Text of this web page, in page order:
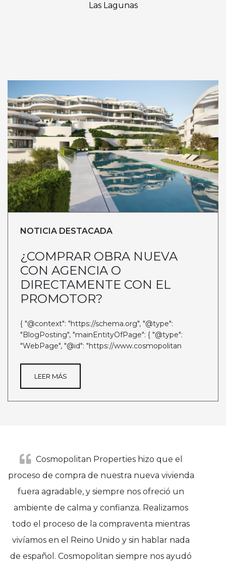
Las Lagunas
NOTICIA DESTACADA
¿COMPRAR OBRA NUEVA
CON AGENCIA O
DIRECTAMENTE CON EL
PROMOTOR?
{ "@context": "https://schema.org", "@type":
"BlogPosting", "mainEntityOfPage": { "@type":
"WebPage", "@id": "https://www.cosmopolitan
LEER MÁS
Cosmopolitan Properties hizo que el
proceso de compra de nuestra nueva vivienda
fuera agradable, y siempre nos ofreció un
ambiente de calma y confianza. Realizamos
todo el proceso de la compraventa mientras
vivíamos en el Reino Unido y sin hablar nada
de español. Cosmopolitan siempre nos ayudó